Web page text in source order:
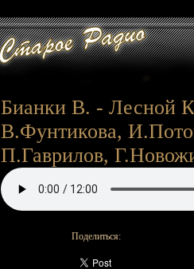
Бианки В. - Лесной
В.Фунтикова,
П.Гаврилов,
Поделиться: